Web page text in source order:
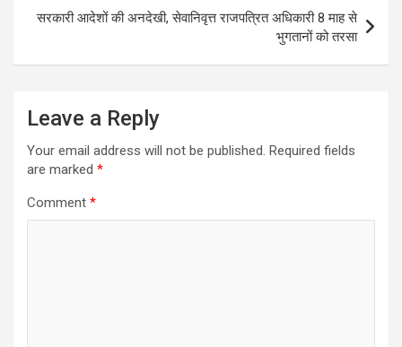
सरकारी आदेशों की अनदेखी, सेवानिवृत्त राजपत्रित अधिकारी 8 माह से
भुगतानों को तरसा
Leave a Reply
Your email address will not be published. Required fields
are marked *
Comment *